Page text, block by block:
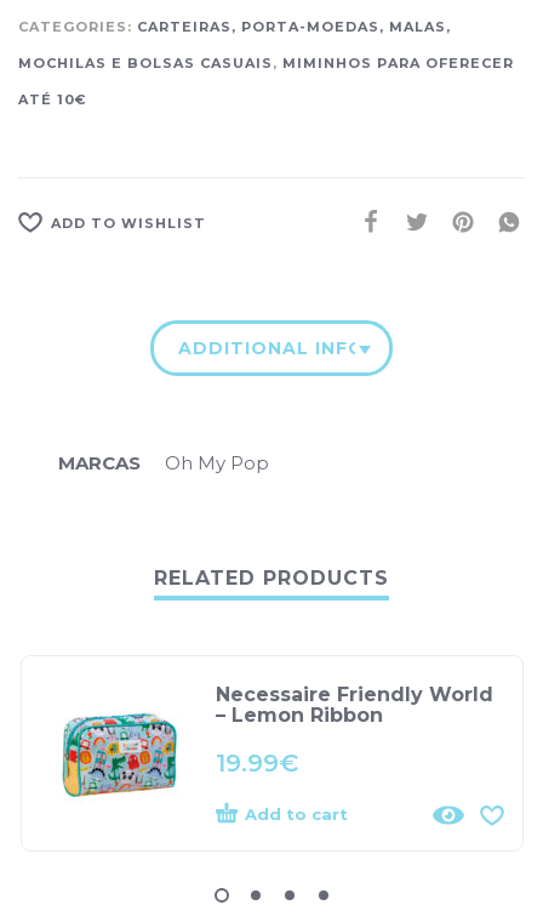
CATEGORIES: CARTEIRAS, PORTA-MOEDAS, MALAS,
MOCHILAS E BOLSAS CASUAIS , MIMINHOS PARA OFERECER
ATÉ 10€
ADD TO WISHLIST
ADDITIONAL INFORMATION
MARCAS Oh My Pop
RELATED PRODUCTS
Necessaire Friendly World
– Lemon Ribbon
19.99€
Add to cart